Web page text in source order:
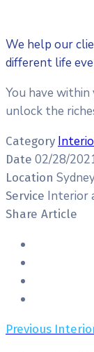
We help our
different life
You have
unlock the
Category
Date 02/28/
Location
Service Interior
Share Article
Previous